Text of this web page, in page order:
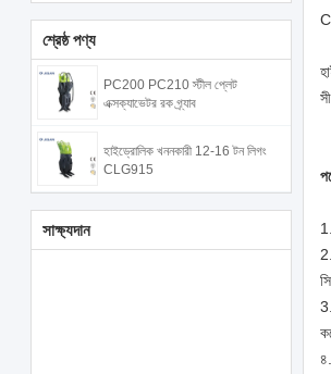
শ্রেষ্ঠ পণ্য
PC200 PC210 স্টীল প্লেট
এক্সক্যাভেটর রক গ্র্যাব
হাইড্রোলিক খননকারী 12-16 টন লিগং
CLG915
সাক্ষ্যদান